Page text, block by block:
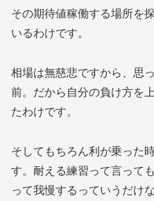
その期待値稼働する場所を
いるわけです。
相場は無慈悲ですから、思
前。だから自分の負け方を
たわけです。
そしてもちろん利が乗った
す。耐える練習って言って
って我慢するっていうだけ